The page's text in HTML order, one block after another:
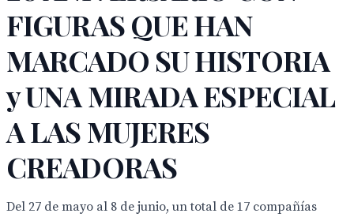
FIGURAS QUE HAN
MARCADO SU HISTORIA
y UNA MIRADA ESPECIAL
A LAS MUJERES
CREADORAS
Del 27 de mayo al 8 de junio, un total de 17 compañías